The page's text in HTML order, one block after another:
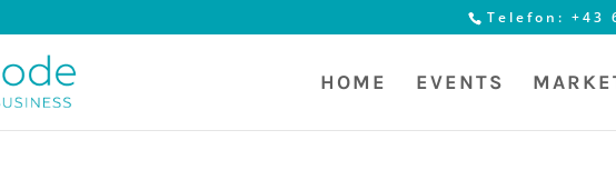
Telefon: +43
HOME EVENTS